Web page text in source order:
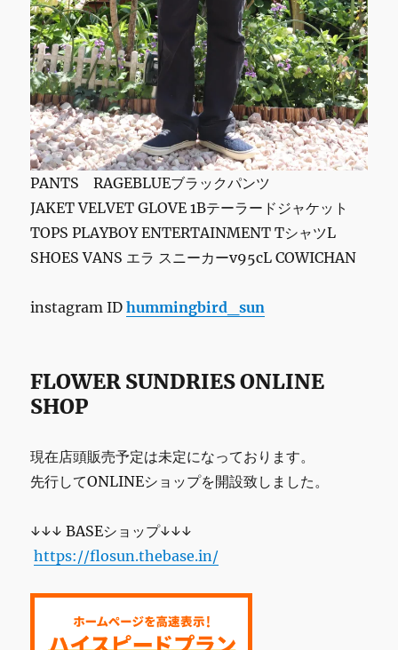
PANTS RAGEBLUEブラックパンツ
JAKET VELVET GLOVE 1Bテーラードジャケット
TOPS PLAYBOY ENTERTAINMENT TシャツL
SHOES VANS エラ スニーカーv95cL COWICHAN
instagram IDhummingbird_sun
FLOWER SUNDRIES ONLINE
SHOP
現在店頭販売予定は未定になっております。
先行してONLINEショップを開設致しました。
↓↓↓ BASEショップ↓↓↓
https://flosun.thebase.in/